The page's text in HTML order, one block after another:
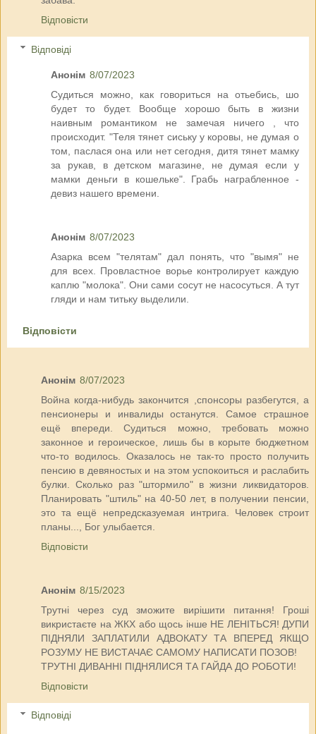
Відповісти
Відповіді
Анонім 8/07/2023
Судиться можно, как говориться на отьебись, шо
будет то будет. Вообще хорошо быть в жизни
наивным романтиком не замечая ничего , что
происходит. "Теля тянет сиську у коровы, не думая о
том, паслася она или нет сегодня, дитя тянет мамку
за рукав, в детском магазине, не думая если у
мамки деньги в кошельке". Грабь награбленное -
девиз нашего времени.
Анонім 8/07/2023
Азарка всем "телятам" дал понять, что "вымя" не
для всех. Провластное ворье контролирует каждую
каплю "молока". Они сами сосут не насосуться. А тут
гляди и нам титьку выделили.
Відповісти
Анонім 8/07/2023
Война когда-нибудь закончится ,спонсоры разбегутся, а
пенсионеры и инвалиды останутся. Самое страшное
ещё впереди. Судиться можно, требовать можно
законное и героическое, лишь бы в корыте бюджетном
что-то водилось. Оказалось не так-то просто получить
пенсию в девяностых и на этом успокоиться и раслабить
булки. Сколько раз "штормило" в жизни ликвидаторов.
Планировать "штиль" на 40-50 лет, в получении пенсии,
это та ещё непредсказуемая интрига. Человек строит
планы..., Бог улыбается.
Відповісти
Анонім 8/15/2023
Трутні через суд зможите вирішити питання! Гроші
викристаєте на ЖКХ або щось інше НЕ ЛЕНІТЬСЯ! ДУПИ
ПІДНЯЛИ ЗАПЛАТИЛИ АДВОКАТУ ТА ВПЕРЕД ЯКЩО
РОЗУМУ НЕ ВИСТАЧАЄ САМОМУ НАПИСАТИ ПОЗОВ!
ТРУТНІ ДИВАННІ ПІДНЯЛИСЯ ТА ГАЙДА ДО РОБОТИ!
Відповісти
Відповіді